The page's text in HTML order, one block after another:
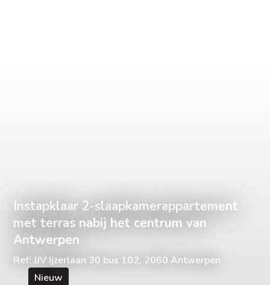
Instapklaar 2-slaapkamerappartement
met terras nabij het centrum van
Antwerpen
Ref: JJV Ijzerlaan 30 bus 102, 2060 Antwerpen
Nieuw